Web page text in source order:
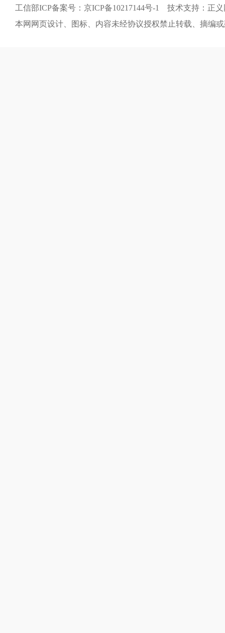
工信部ICP备案号：京ICP备10217144号-1 技术支持：正义
本网网页设计、图标、内容未经协议授权禁止转载、摘编